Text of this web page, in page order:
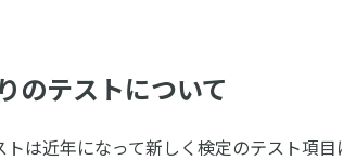
のテストについて
は近年になって新しく検定のテスト項